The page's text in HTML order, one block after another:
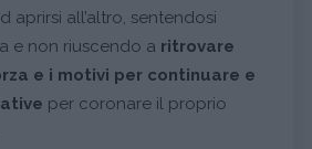
aprirsi all’altro, sentendosi
e non riuscendo a ritrovare
e i motivi per continuare e
per coronare il proprio